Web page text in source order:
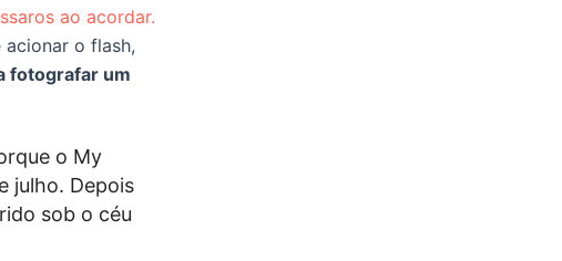
ao acordar.
o flash,
fotografar um
o My
julho. Depois
sob o céu